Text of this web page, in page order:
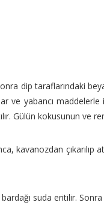
dip taraflarındaki
ve yabancı
Gülün kokusunun
kavanozdan çıkarılıp
suda eritilir. Sonra